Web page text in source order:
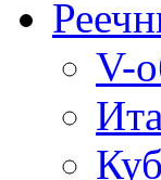
V-